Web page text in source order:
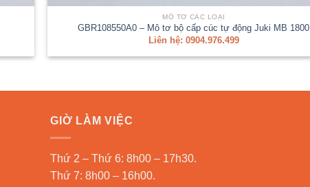
MÔ TƠ CÁC LOẠI
GBR108550A0 – Mô tơ bộ cấp cúc tự động Juki MB 1800
Liên hệ: 0904.976.499
GIỜ LÀM VIỆC
Thứ 2 – Thứ 6: 8h00 – 17h30.
Thứ 7: 8h00 – 16h00.